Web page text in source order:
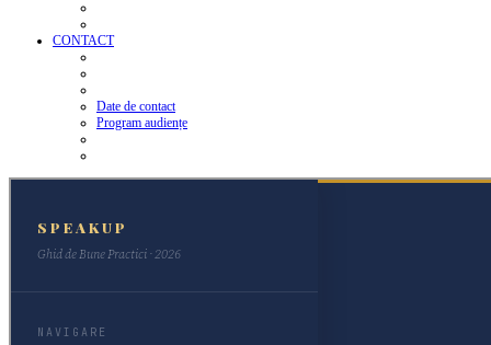
CONTACT
Date de contact
Program audiențe